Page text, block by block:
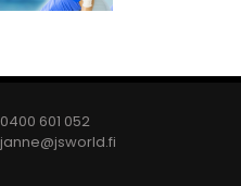
0400 601 052
janne@jsworld.fi